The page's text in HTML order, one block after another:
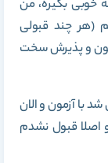
خوبی بگیره، من
(هر چند قبولی
و پذیرش سخت
با آزمون و الان
اصلا قبول نشدم